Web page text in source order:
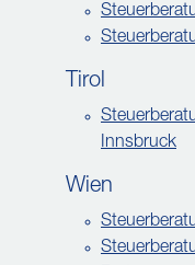
Tirol
Innsbruck
Wien